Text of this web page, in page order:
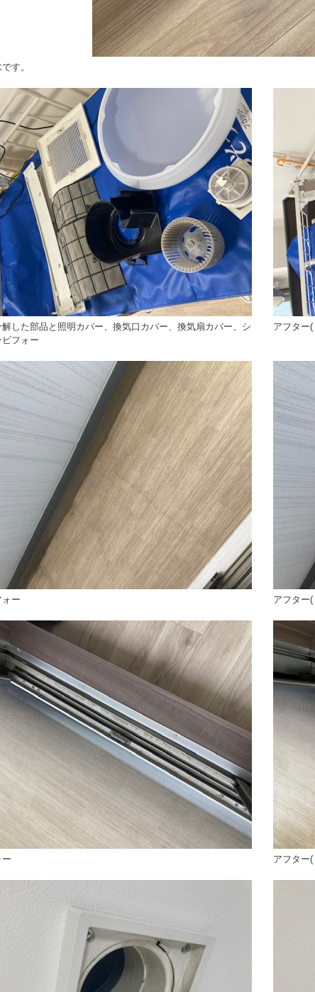
す。
した部品と照明カバー、換気口カバー、換気扇カバー、シ
フォー
アフター
ー アフター
アフター